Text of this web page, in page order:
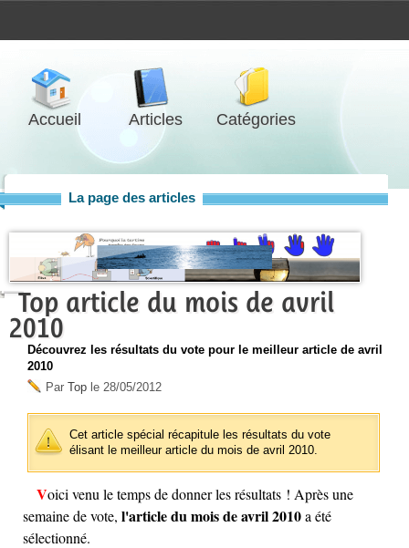
Accueil Articles Catégories
La page des articles
Top article du mois de avril
2010
Découvrez les résultats du vote pour le meilleur article de avril
2010
Par Top le 28/05/2012
Cet article spécial récapitule les résultats du vote
élisant le meilleur article du mois de avril 2010.
Voici venu le temps de donner les résultats ! Après une
semaine de vote, l'article du mois de avril 2010a été
sélectionné.